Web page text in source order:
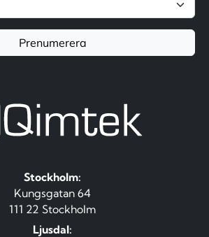
Prenumerera
Stockholm:
Kungsgatan 64
111 22 Stockholm
Ljusdal: